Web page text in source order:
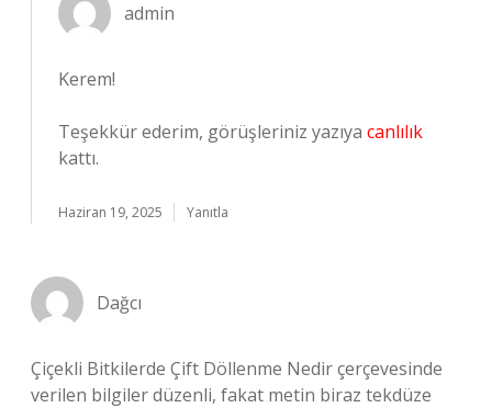
admin
Kerem!
Teşekkür ederim, görüşleriniz yazıya canlılık
kattı.
Haziran 19, 2025 Yanıtla
Dağcı
Çiçekli Bitkilerde Çift Döllenme Nedir çerçevesinde
verilen bilgiler düzenli, fakat metin biraz tekdüze